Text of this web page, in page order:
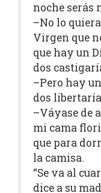
noche serás
–No lo
Virgen que
que hay un
dos
–Pero hay
dos
–Váyase
mi cama
que para
la camisa.
“Se va al
dice a su